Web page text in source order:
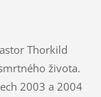
Thorkild
života.
2003 a 2004